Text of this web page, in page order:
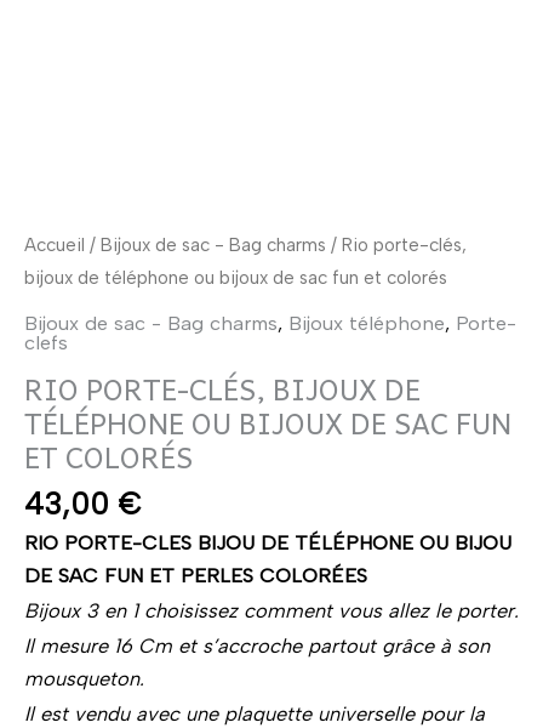
Accueil / Bijoux de sac - Bag charms / Rio porte-clés,
bijoux de téléphone ou bijoux de sac fun et colorés
Bijoux de sac - Bag charms, Bijoux téléphone, Porte-
clefs
RIO PORTE-CLÉS, BIJOUX DE
TÉLÉPHONE OU BIJOUX DE SAC FUN
ET COLORÉS
43,00 €
RIO PORTE-CLES BIJOU DE TÉLÉPHONE OU BIJOU
DE SAC FUN ET PERLES COLORÉES
Bijoux 3 en 1 choisissez comment vous allez le porter.
Il mesure 16 Cm et s’accroche partout grâce à son
mousqueton.
Il est vendu avec une plaquette universelle pour la
et
colorés